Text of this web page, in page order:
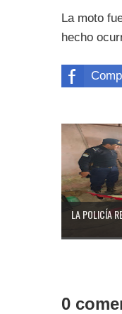
La moto
hecho
LA POLICÍA
0